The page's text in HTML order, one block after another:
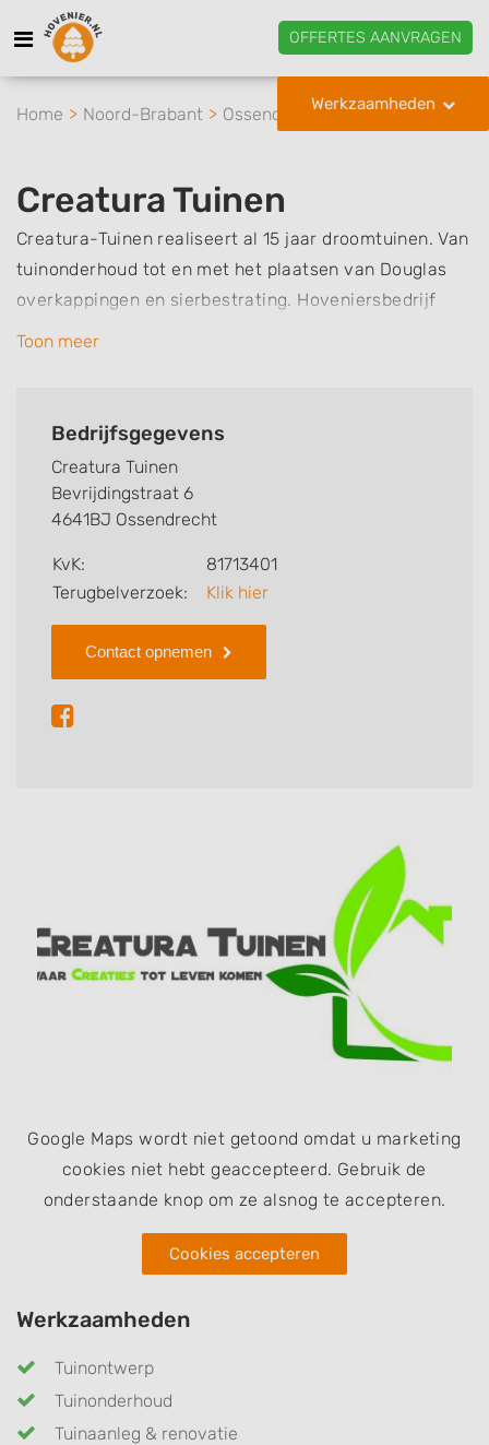
OFFERTES AANVRAGEN
Werkzaamheden
Home Noord-Brabant Ossendrecht Creatura Tuinen
Creatura Tuinen
Creatura-Tuinen realiseert al 15 jaar droomtuinen. Van
tuinonderhoud tot en met het plaatsen van Douglas
overkappingen en sierbestrating. Hoveniersbedrijf
Creatura Tuinen uit Ossendrecht maakt van uw tuin
Toon meer
Bedrijfsgegevens
Creatura Tuinen
Bevrijdingstraat 6
4641BJ Ossendrecht
KvK:
81713401
Terugbelverzoek:
Klik hier
Contact opnemen
Google Maps wordt niet getoond omdat u marketing
cookies niet hebt geaccepteerd. Gebruik de
onderstaande knop om ze alsnog te accepteren.
Cookies accepteren
Werkzaamheden
Tuinontwerp
Tuinonderhoud
Tuinaanleg & renovatie